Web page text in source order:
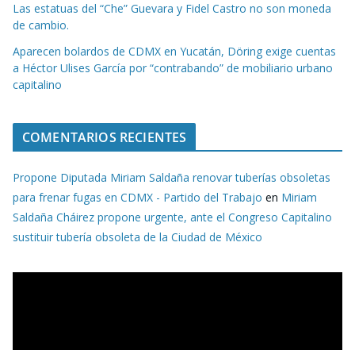
Las estatuas del “Che” Guevara y Fidel Castro no son moneda
de cambio.
Aparecen bolardos de CDMX en Yucatán, Döring exige cuentas
a Héctor Ulises García por “contrabando” de mobiliario urbano
capitalino
COMENTARIOS RECIENTES
Propone Diputada Miriam Saldaña renovar tuberías obsoletas
para frenar fugas en CDMX - Partido del Trabajo en Miriam
Saldaña Cháirez propone urgente, ante el Congreso Capitalino
sustituir tubería obsoleta de la Ciudad de México